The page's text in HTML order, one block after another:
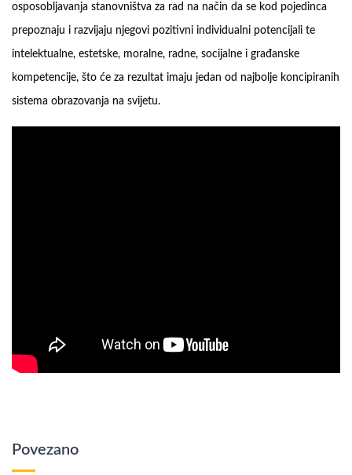
osposobljavanja stanovništva za rad na način da se kod pojedinca
prepoznaju i razvijaju njegovi pozitivni individualni potencijali te
intelektualne, estetske, moralne, radne, socijalne i građanske
kompetencije, što će za rezultat imaju jedan od najbolje koncipiranih
sistema obrazovanja na svijetu.
Povezano